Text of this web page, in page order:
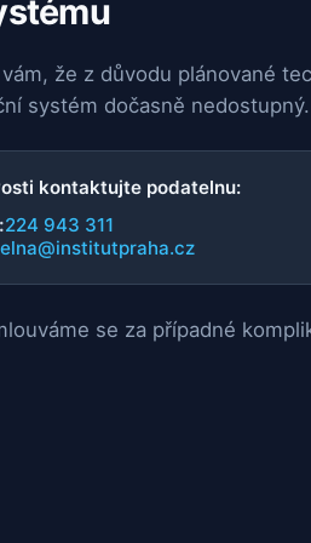
že z důvodu plánované
systém dočasně nedostupný.
kontaktujte podatelnu:
224 943 311
se za případné